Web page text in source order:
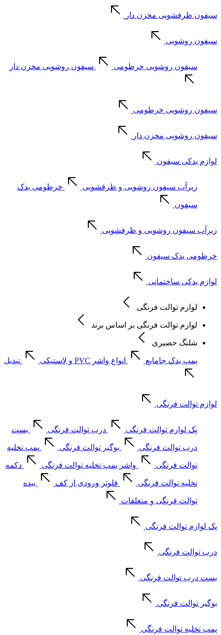
سیفون ظرفشویی مخزن دار
سیفون روشویی
سیفون روشویی خرطومی سیفون روشویی مخزن دار
سیفون روشویی خرطومی
سیفون روشویی مخزن دار
لوازم یدکی سیفون
زیرآب سیفون روشویی و ظرفشویی خرطومی یدک
سیفون
زیرآب سیفون روشویی و ظرفشویی
خرطومی یدک سیفون
لوازم یدکی ساختمانی
لوازم توالت فرنگی
لوازم توالت فرنگی بر اساس برند
شلنگ حصیری
پمپ یدک جامایع انواع واشر PVC و لاستیکی تبدیل
لوازم توالت فرنگی
پک لوازم توالت فرنگی درب توالت فرنگی بست
درب توالت فرنگی بوگیر توالت فرنگی پمپ تخلیه
توالت فرنگی واشر پمپ تخلیه توالت فرنگی دکمه
تخلیه توالت فرنگی فلوتر ورودی از کف بیده
توالت فرنگی و متعلقات
پک لوازم توالت فرنگی
درب توالت فرنگی
بست درب توالت فرنگی
بوگیر توالت فرنگی
پمپ تخلیه توالت فرنگی